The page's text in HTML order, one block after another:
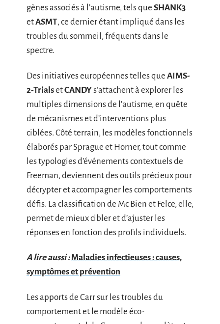
gènes associés à l’autisme, tels que SHANK3
etASMT, ce dernier étant impliqué dans les
troubles du sommeil, fréquents dans le
spectre.
Des initiatives européennes telles que AIMS-
2-TrialsetCANDYs’attachent à explorer les
multiples dimensions de l’autisme, en quête
de mécanismes et d’interventions plus
ciblées. Côté terrain, les modèles fonctionnels
élaborés par Sprague et Horner, tout comme
les typologies d’événements contextuels de
Freeman, deviennent des outils précieux pour
décrypter et accompagner les comportements
défis. La classification de Mc Bien et Felce, elle,
permet de mieux cibler et d’ajuster les
réponses en fonction des profils individuels.
A lire aussi : Maladies infectieuses : causes,
symptômes et prévention
Les apports de Carr sur les troubles du
comportement et le modèle éco-